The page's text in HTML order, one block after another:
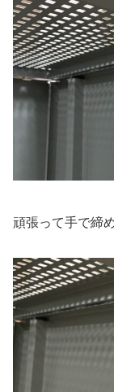
頑張って手で締